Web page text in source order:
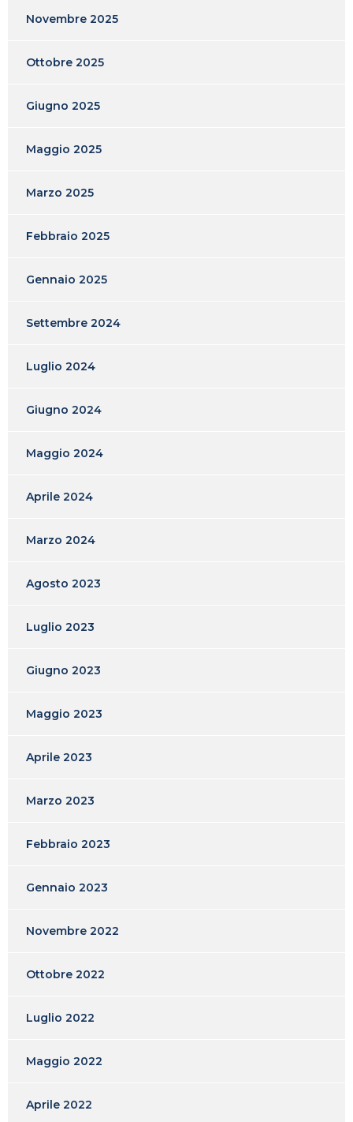
Novembre 2025
Ottobre 2025
Giugno 2025
Maggio 2025
Marzo 2025
Febbraio 2025
Gennaio 2025
Settembre 2024
Luglio 2024
Giugno 2024
Maggio 2024
Aprile 2024
Marzo 2024
Agosto 2023
Luglio 2023
Giugno 2023
Maggio 2023
Aprile 2023
Marzo 2023
Febbraio 2023
Gennaio 2023
Novembre 2022
Ottobre 2022
Luglio 2022
Maggio 2022
Aprile 2022